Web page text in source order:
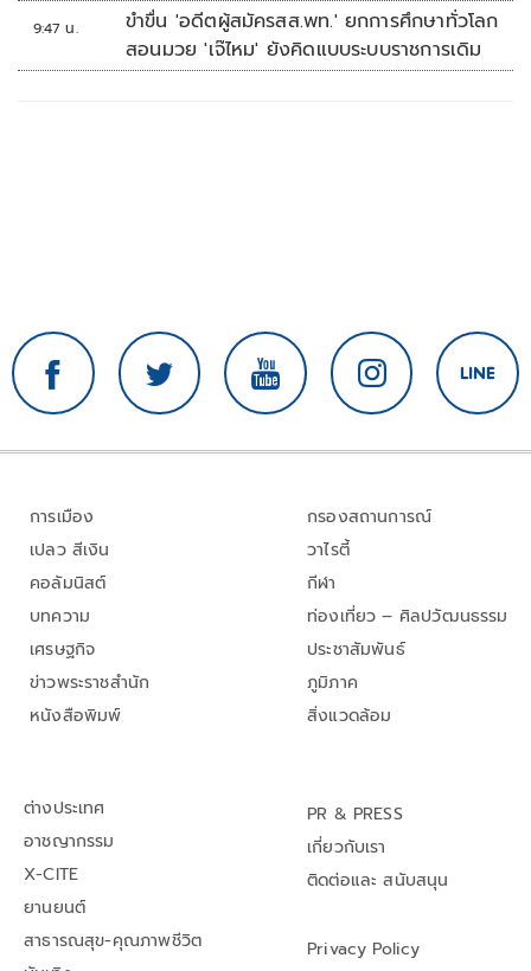
9:47 น.
ขำขื่น 'อดีตผู้สมัครสส.พท.' ยกการศึกษาทั่วโลก
สอนมวย 'เจ๊ไหม' ยังคิดแบบระบบราชการเดิม
การเมือง
เปลว สีเงิน
คอลัมนิสต์
บทความ
เศรษฐกิจ
ข่าวพระราชสำนัก
หนังสือพิมพ์
กรองสถานการณ์
วาไรตี้
กีฬา
ท่องเที่ยว – ศิลปวัฒนธรรม
ประชาสัมพันธ์
ภูมิภาค
สิ่งแวดล้อม
ต่างประเทศ
อาชญากรรม
X-CITE
ยานยนต์
สาธารณสุข-คุณภาพชีวิต
PR & PRESS
เกี่ยวกับเรา
ติดต่อและ สนับสนุน
Privacy Policy